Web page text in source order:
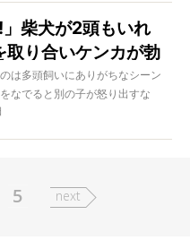
」柴犬が2頭もいれ
り合いケンカが勃
う超シンデレラ状態
しい。
は多頭飼いにありがちなシーン
なでると別の子が怒り出すな
〜めんどくさいなぁ〜」な時
5 next